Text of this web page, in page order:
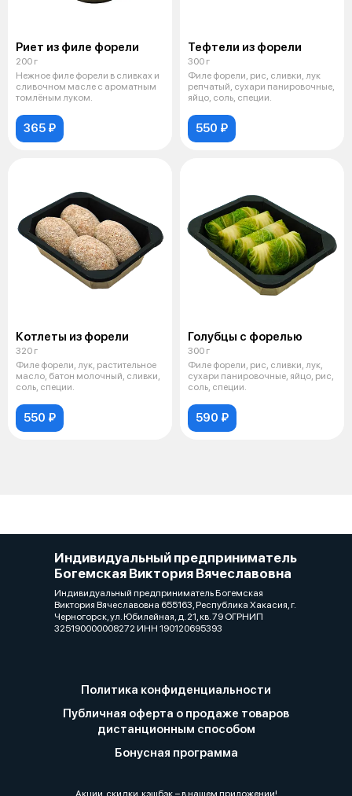
Риет из филе форели
200 г
Нежное филе форели в сливках и
сливочном масле с ароматным
томлёным луком.
365 ₽
Тефтели из форели
300 г
Филе форели, рис, сливки, лук
репчатый, сухари панировочные,
яйцо, соль, специи.
550 ₽
Котлеты из форели
320 г
Филе форели, лук, растительное
масло, батон молочный, сливки,
соль, специи.
550 ₽
Голубцы с форелью
300 г
Филе форели, рис, сливки, лук,
сухари панировочные, яйцо, рис,
соль, специи.
590 ₽
Индивидуальный предприниматель
Богемская Виктория Вячеславовна
Индивидуальный предприниматель Богемская
Виктория Вячеславовна 655163, Республика Хакасия, г.
Черногорск, ул. Юбилейная, д. 21, кв. 79 ОГРНИП
325190000008272 ИНН 190120695393
Политика конфиденциальности
Публичная оферта о продаже товаров
дистанционным способом
Бонусная программа
Акции, скидки, кэшбэк − в нашем приложении!